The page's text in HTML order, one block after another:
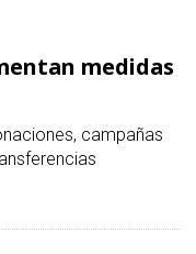
medidas
campañas